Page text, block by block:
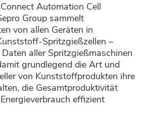
Automation Cell
Group sammelt
von allen Geräten in
Spritzgießzellen –
aller Spritzgießmaschinen
grundlegend die Art und
von Kunststoffprodukten ihre
die Gesamtproduktivität
effizient